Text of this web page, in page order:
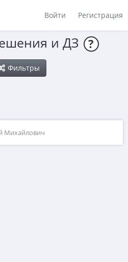
Войти Регистрация
и ДЗ ?
Фильтры
Михайлович